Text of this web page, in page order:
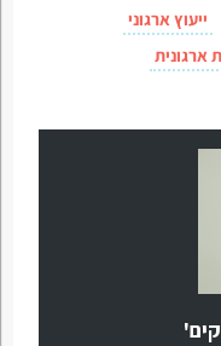
ייעוץ ארגוני
ארגונית